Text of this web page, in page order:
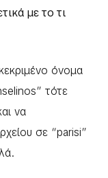
με το τι
όνομα
τότε
να
σε “parisi”